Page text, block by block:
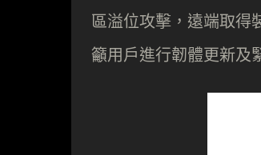
區溢位攻擊，遠端取得
籲用戶進行韌體更新及